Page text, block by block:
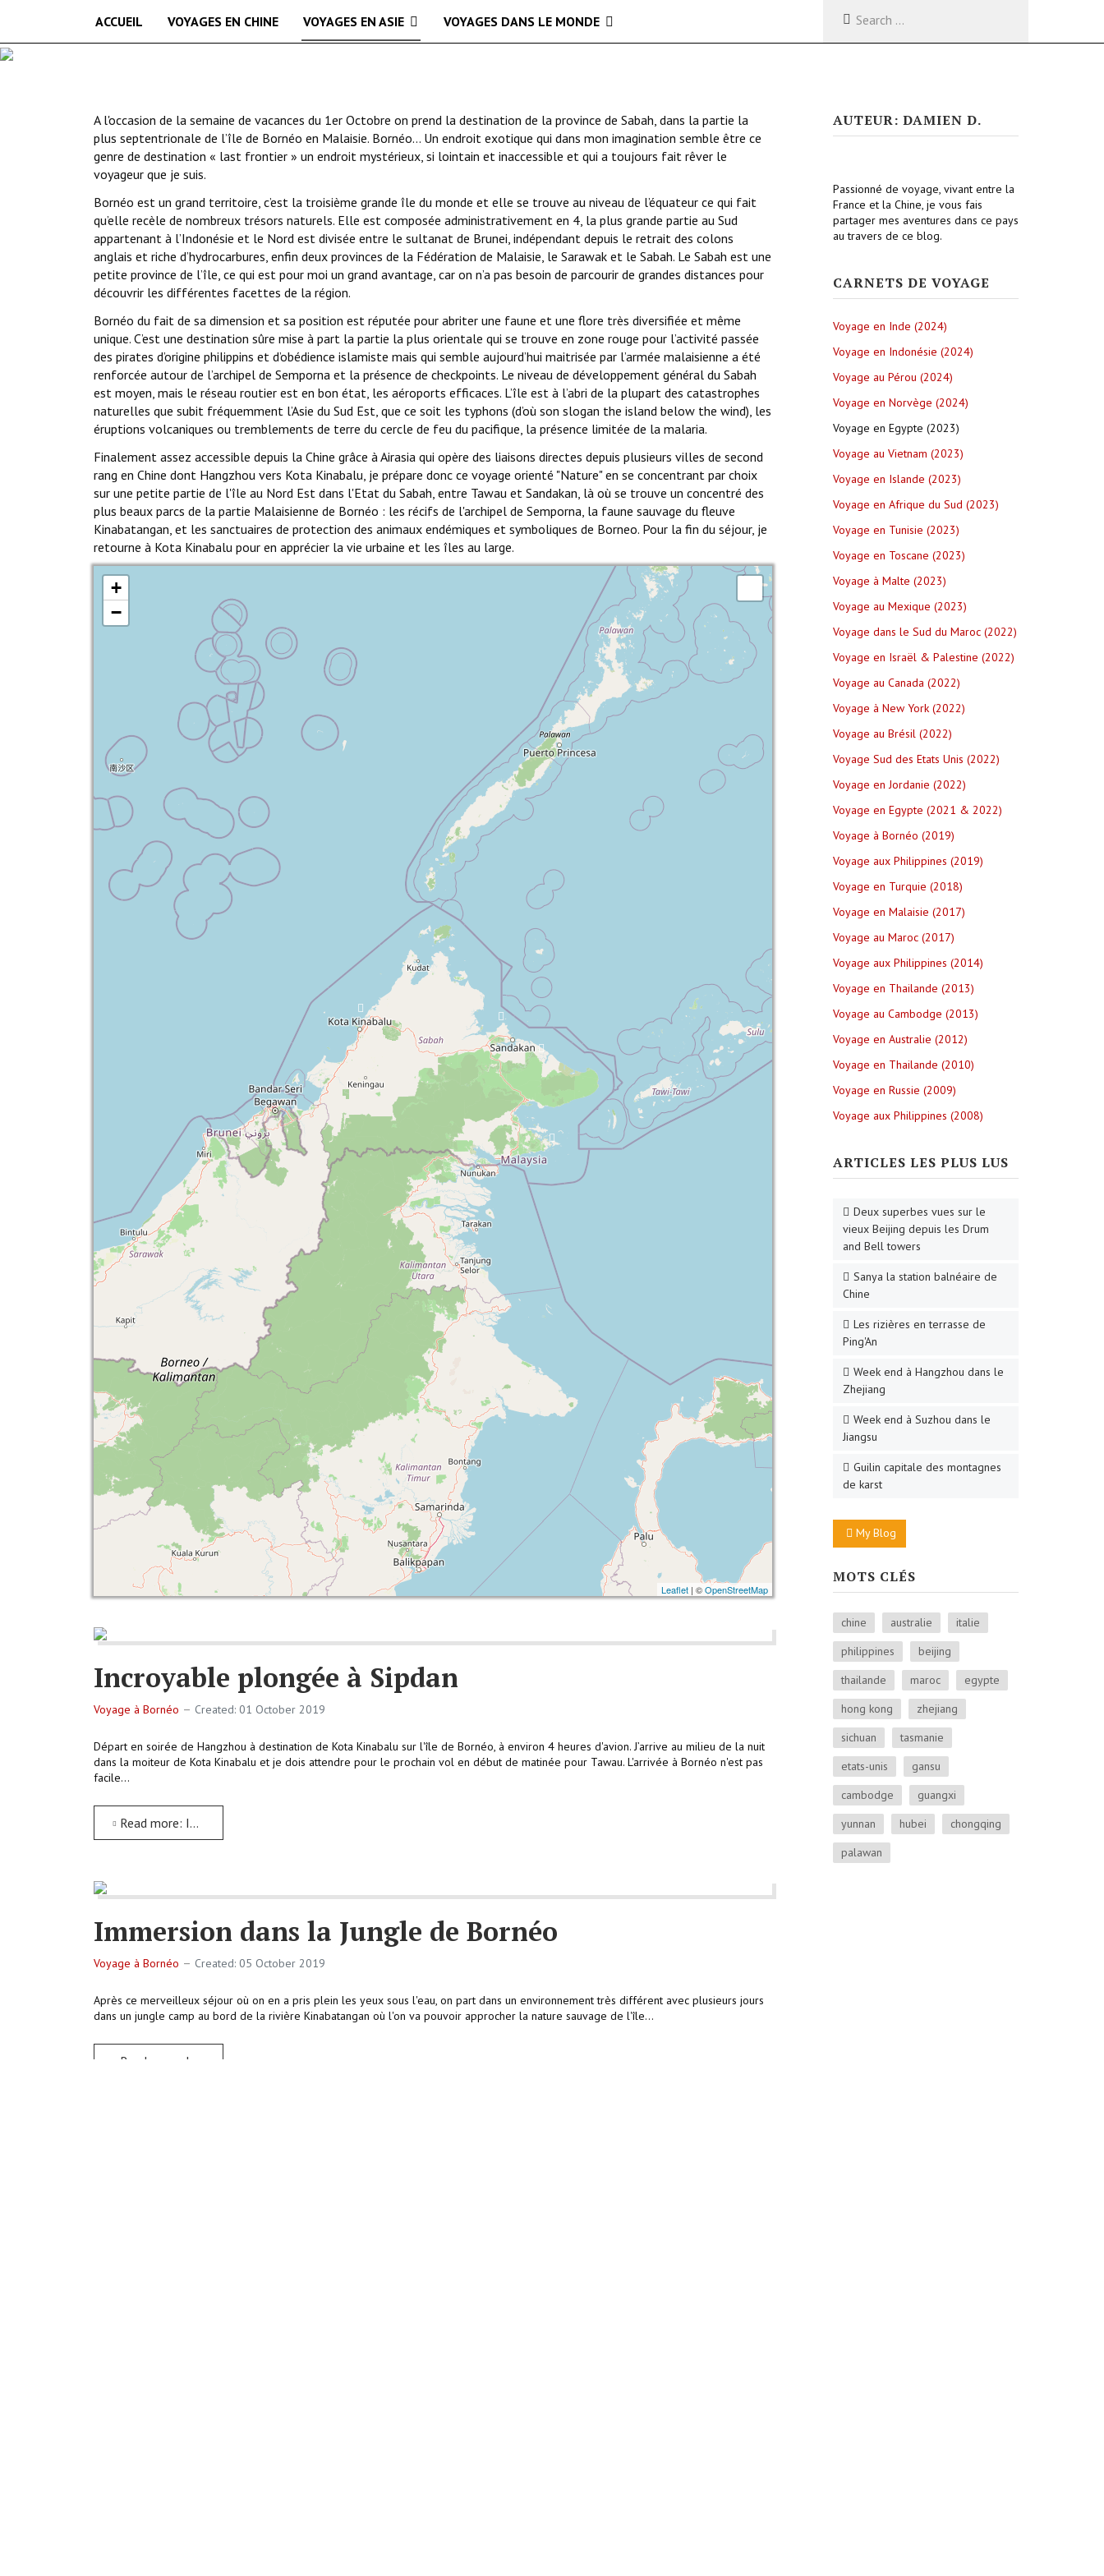
ACCUEIL VOYAGES EN CHINE VOYAGES EN ASIE VOYAGES DANS LE MONDE
A l'occasion de la semaine de vacances du 1er Octobre on prend la destination de la province de Sabah, dans la partie la
plus septentrionale de l’île de Bornéo en Malaisie. Bornéo… Un endroit exotique qui dans mon imagination semble être ce
genre de destination « last frontier » un endroit mystérieux, si lointain et inaccessible et qui a toujours fait rêver le
voyageur que je suis.
Bornéo est un grand territoire, c’est la troisième grande île du monde et elle se trouve au niveau de l’équateur ce qui fait
qu’elle recèle de nombreux trésors naturels. Elle est composée administrativement en 4, la plus grande partie au Sud
appartenant à l’Indonésie et le Nord est divisée entre le sultanat de Brunei, indépendant depuis le retrait des colons
anglais et riche d’hydrocarbures, enfin deux provinces de la Fédération de Malaisie, le Sarawak et le Sabah. Le Sabah est une
petite province de l’île, ce qui est pour moi un grand avantage, car on n’a pas besoin de parcourir de grandes distances pour
découvrir les différentes facettes de la région.
Bornéo du fait de sa dimension et sa position est réputée pour abriter une faune et une flore très diversifiée et même
unique. C’est une destination sûre mise à part la partie la plus orientale qui se trouve en zone rouge pour l’activité passée
des pirates d’origine philippins et d’obédience islamiste mais qui semble aujourd’hui maitrisée par l’armée malaisienne a été
renforcée autour de l’archipel de Semporna et la présence de checkpoints. Le niveau de développement général du Sabah
est moyen, mais le réseau routier est en bon état, les aéroports efficaces. L’île est à l’abri de la plupart des catastrophes
naturelles que subit fréquemment l’Asie du Sud Est, que ce soit les typhons (d’où son slogan the island below the wind), les
éruptions volcaniques ou tremblements de terre du cercle de feu du pacifique, la présence limitée de la malaria.
Finalement assez accessible depuis la Chine grâce à Airasia qui opère des liaisons directes depuis plusieurs villes de second
rang en Chine dont Hangzhou vers Kota Kinabalu, je prépare donc ce voyage orienté "Nature" en se concentrant par choix
sur une petite partie de l'île au Nord Est dans l'Etat du Sabah, entre Tawau et Sandakan, là où se trouve un concentré des
plus beaux parcs de la partie Malaisienne de Bornéo : les récifs de l'archipel de Semporna, la faune sauvage du fleuve
Kinabatangan, et les sanctuaires de protection des animaux endémiques et symboliques de Borneo. Pour la fin du séjour, je
retourne à Kota Kinabalu pour en apprécier la vie urbaine et les îles au large.
+
−
Leaflet | ©OpenStreetMap
Incroyable plongée à Sipdan
Voyage à Bornéo Created: 01 October 2019
Départ en soirée de Hangzhou à destination de Kota Kinabalu sur l'île de Bornéo, à environ 4 heures d'avion. J’arrive au milieu de la nuit
dans la moiteur de Kota Kinabalu et je dois attendre pour le prochain vol en début de matinée pour Tawau. L'arrivée à Bornéo n'est pas
facile...
Read more: Incroyable plongée à Sipdan
Immersion dans la Jungle de Bornéo
Voyage à Bornéo Created: 05 October 2019
Après ce merveilleux séjour où on en a pris plein les yeux sous l'eau, on part dans un environnement très différent avec plusieurs jours
dans un jungle camp au bord de la rivière Kinabatangan où l'on va pouvoir approcher la nature sauvage de l'île...
Read more: Immersion dans la Jungle de Bornéo
AUTEUR: DAMIEN D.
Passionné de voyage, vivant entre la
France et la Chine, je vous fais
partager mes aventures dans ce pays
au travers de ce blog.
CARNETS DE VOYAGE
Voyage en Inde (2024)
Voyage en Indonésie (2024)
Voyage au Pérou (2024)
Voyage en Norvège (2024)
Voyage en Egypte (2023)
Voyage au Vietnam (2023)
Voyage en Islande (2023)
Voyage en Afrique du Sud (2023)
Voyage en Tunisie (2023)
Voyage en Toscane (2023)
Voyage à Malte (2023)
Voyage au Mexique (2023)
Voyage dans le Sud du Maroc (2022)
Voyage en Israël & Palestine (2022)
Voyage au Canada (2022)
Voyage à New York (2022)
Voyage au Brésil (2022)
Voyage Sud des Etats Unis (2022)
Voyage en Jordanie (2022)
Voyage en Egypte (2021 & 2022)
Voyage à Bornéo (2019)
Voyage aux Philippines (2019)
Voyage en Turquie (2018)
Voyage en Malaisie (2017)
Voyage au Maroc (2017)
Voyage aux Philippines (2014)
Voyage en Thailande (2013)
Voyage au Cambodge (2013)
Voyage en Australie (2012)
Voyage en Thailande (2010)
Voyage en Russie (2009)
Voyage aux Philippines (2008)
ARTICLES LES PLUS LUS
Deux superbes vues sur le
vieux Beijing depuis les Drum
and Bell towers
Sanya la station balnéaire de
Chine
Les rizières en terrasse de
Ping'An
Week end à Hangzhou dans le
Zhejiang
Week end à Suzhou dans le
Jiangsu
Guilin capitale des montagnes
de karst
My Blog
MOTS CLÉS
chine australie
italie
philippines
beijing
thailande
maroc
egypte
hong kong
zhejiang
sichuan
tasmanie
etats-unis
gansu
cambodge
guangxi
yunnan
hubei
chongqing
palawan